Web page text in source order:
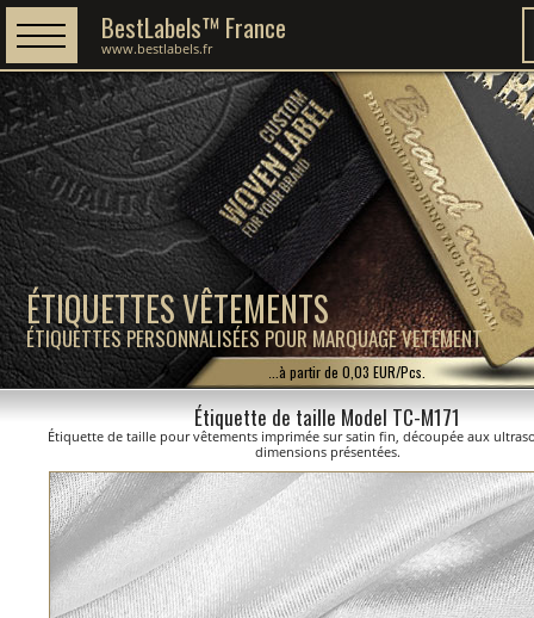
ÉTIQUETTES VÊTEMENTS
ÉTIQUETTES PERSONNALISÉES POUR MARQUAGE VETEMENT
BestLabels™ France
www.bestlabels.fr
...à partir de 0,03 EUR/Pcs.
Étiquette de taille Model TC-M171
Étiquette de taille pour vêtements imprimée sur satin fin, découpée aux
dimensions présentées.